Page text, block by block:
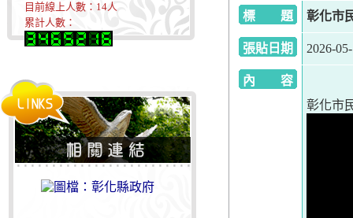
目前線上人數： 14人
累計人數：
標 題 彰化市
張貼日期 2026-
內 容
彰化市